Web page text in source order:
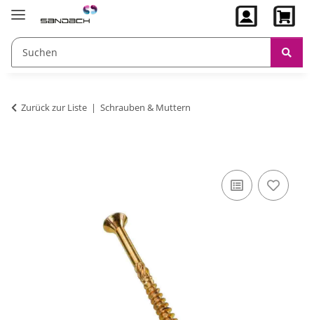
Zurück zur Liste Schrauben & Muttern